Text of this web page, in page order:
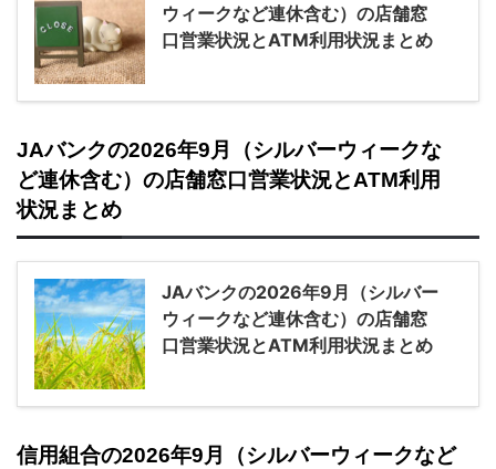
ウィークなど連休含む）の店舗窓
口営業状況とATM利用状況まとめ
JAバンクの2026年9月（シルバーウィークな
ど連休含む）の店舗窓口営業状況とATM利用
状況まとめ
JAバンクの2026年9月（シルバー
ウィークなど連休含む）の店舗窓
口営業状況とATM利用状況まとめ
信用組合の2026年9月（シルバーウィークなど